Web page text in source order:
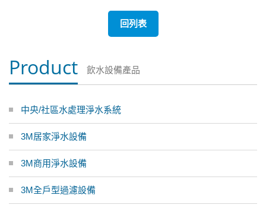
回列表
Product 飲水設備產品
中央/社區水處理淨水系統
3M居家淨水設備
3M商用淨水設備
3M全戶型過濾設備